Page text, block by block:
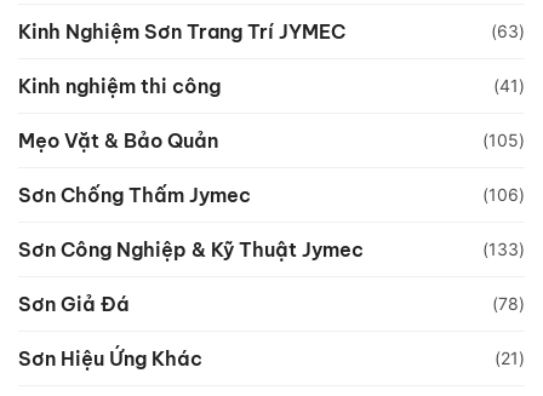
Kinh Nghiệm Sơn Trang Trí JYMEC (63)
Kinh nghiệm thi công (41)
Mẹo Vặt & Bảo Quản (105)
Sơn Chống Thấm Jymec (106)
Sơn Công Nghiệp & Kỹ Thuật Jymec (133)
Sơn Giả Đá (78)
Sơn Hiệu Ứng Khác (21)